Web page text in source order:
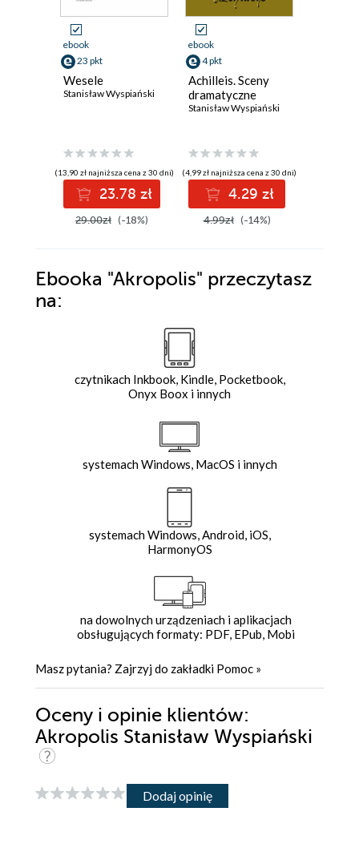
ebook
23 pkt
Wesele
Stanisław Wyspiański
(13,90 zł najniższa cena z 30 dni)
23.78 zł
29.00zł (-18%)
ebook
4 pkt
Achilleis. Sceny
dramatyczne
Stanisław Wyspiański
(4,99 zł najniższa cena z 30 dni)
4.29 zł
4.99zł (-14%)
Ebooka "Akropolis" przeczytasz
na:
czytnikach Inkbook, Kindle, Pocketbook,
Onyx Boox i innych
systemach Windows, MacOS i innych
systemach Windows, Android, iOS,
HarmonyOS
na dowolnych urządzeniach i aplikacjach
obsługujących formaty: PDF, EPub, Mobi
Masz pytania? Zajrzyj do zakładki Pomoc »
Oceny i opinie klientów:
Akropolis Stanisław Wyspiański
Dodaj opinię